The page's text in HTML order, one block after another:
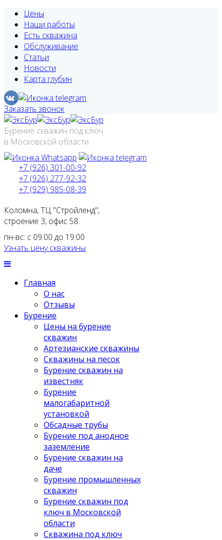
Цены
Наши работы
Есть скважина
Обслуживание
Статьи
Новости
Карта глубин
Заказать звонок
Бурение скважин под ключ
в Московской области
+7 (926) 301-00-92
+7 (926) 277-92-32
+7 (929) 985-08-39
Коломна, ТЦ "Стройленд",
строение 3, офис 58.
пн-вс: с 09:00 до 19:00
Узнать цену скважины
Главная
О нас
Отзывы
Бурение
Цены на бурение
скважин
Артезианские скважины
Скважины на песок
Бурение скважин на
известняк
Бурение
малогабаритной
установкой
Обсадные трубы
Бурение под анодное
заземление
Бурение скважин на
даче
Бурение промышленных
скважин
Бурение скважин под
ключ в Московской
области
Скважина под ключ